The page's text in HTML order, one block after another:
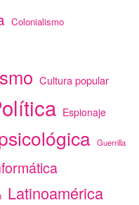
Colonialismo
Cultura popular
Espionaje
Guerrilla
Latinoamérica